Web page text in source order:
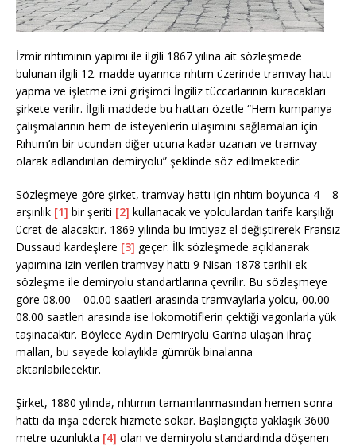
İzmir rıhtımının yapımı ile ilgili 1867 yılına ait sözleşmede
bulunan ilgili 12. madde uyarınca rıhtım üzerinde tramvay hattı
yapma ve işletme izni girişimci İngiliz tüccarlarının kuracakları
şirkete verilir. İlgili maddede bu hattan özetle “Hem kumpanya
çalışmalarının hem de isteyenlerin ulaşımını sağlamaları için
Rıhtım’ın bir ucundan diğer ucuna kadar uzanan ve tramvay
olarak adlandırılan demiryolu” şeklinde söz edilmektedir.
Sözleşmeye göre şirket, tramvay hattı için rıhtım boyunca 4 – 8
arşınlık [1] bir şeriti [2] kullanacak ve yolculardan tarife karşılığı
ücret de alacaktır. 1869 yılında bu imtiyaz el değiştirerek Fransız
Dussaud kardeşlere [3] geçer. İlk sözleşmede açıklanarak
yapımına izin verilen tramvay hattı 9 Nisan 1878 tarihli ek
sözleşme ile demiryolu standartlarına çevrilir. Bu sözleşmeye
göre 08.00 – 00.00 saatleri arasında tramvaylarla yolcu, 00.00 –
08.00 saatleri arasında ise lokomotiflerin çektiği vagonlarla yük
taşınacaktır. Böylece Aydın Demiryolu Garı’na ulaşan ihraç
malları, bu sayede kolaylıkla gümrük binalarına
aktarılabilecektir.
Şirket, 1880 yılında, rıhtımın tamamlanmasından hemen sonra
hattı da inşa ederek hizmete sokar. Başlangıçta yaklaşık 3600
metre uzunlukta [4] olan ve demiryolu standardında döşenen